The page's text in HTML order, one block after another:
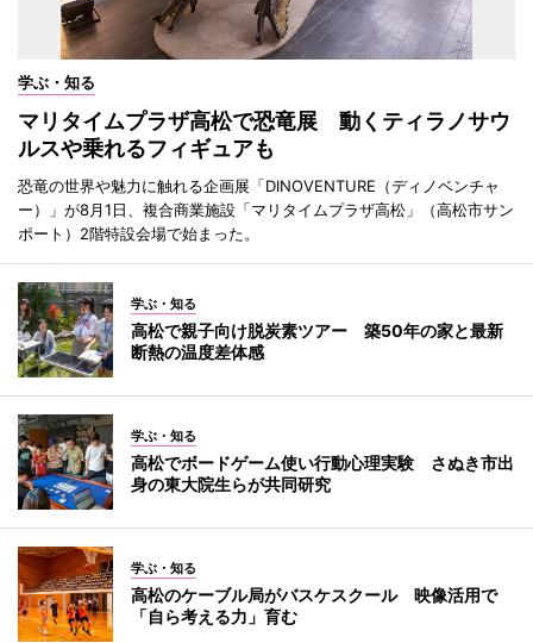
学ぶ・知る
マリタイムプラザ高松で恐竜展 動くティラノサウ
ルスや乗れるフィギュアも
恐竜の世界や魅力に触れる企画展「DINOVENTURE（ディノベンチャ
ー）」が8月1日、複合商業施設「マリタイムプラザ高松」（高松市サン
ポート）2階特設会場で始まった。
学ぶ・知る
高松で親子向け脱炭素ツアー 築50年の家と最新
断熱の温度差体感
学ぶ・知る
高松でボードゲーム使い行動心理実験 さぬき市出
身の東大院生らが共同研究
学ぶ・知る
高松のケーブル局がバスケスクール 映像活用で
「自ら考える力」育む